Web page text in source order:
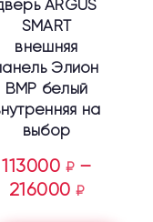
ARGUS
SMART
внешняя
Элион
ВМР белый
на
выбор
113000 ₽ –
216000 ₽
странице
товара.